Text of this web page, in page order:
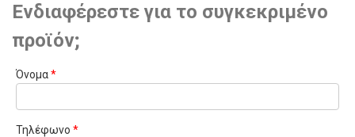
Ενδιαφέρεστε για το συγκεκριμένο
προϊόν;
Όνομα*
Τηλέφωνο *